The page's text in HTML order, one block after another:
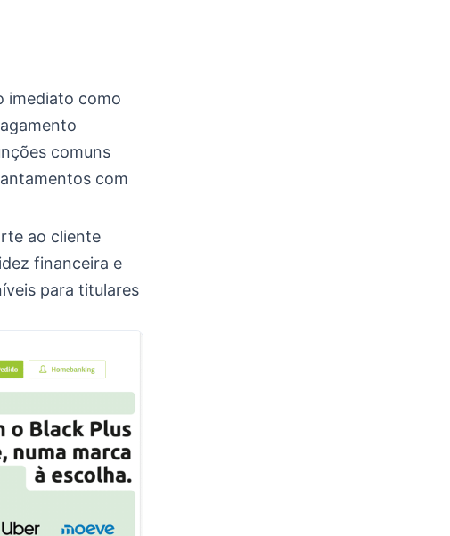
imediato como
comuns
com
ao cliente
financeira e
para titulares